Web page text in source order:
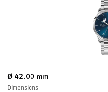
Ø 42.00 mm
Dimensions